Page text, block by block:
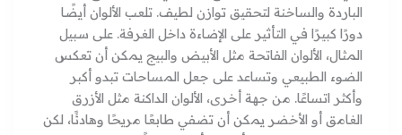
الباردة والساخنة لتحقيق توازن لطيف. تلعب الألوان أيضًا
دورًا كبيرًا في التأثير على الإضاءة داخل الغرفة. على سبيل
المثال، الألوان الفاتحة مثل الأبيض والبيج يمكن أن تعكس
الضوء الطبيعي وتساعد على جعل المساحات تبدو أكبر
وأكثر اتساعًا. من جهة أخرى، الألوان الداكنة مثل الأزرق
الغامق أو الأخضر يمكن أن تضفي طابعًا مريحًا وهادئًا، لكن